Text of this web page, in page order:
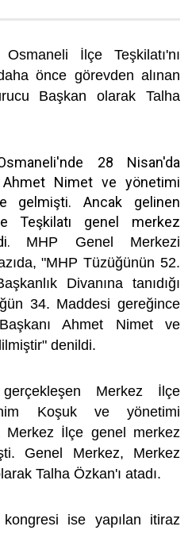
İlçe Teşkilatı'nı
önce görevden alınan
Başkan olarak Talha
28 Nisan'da
Ahmet Nimet ve yönetimi
gelmişti. Ancak gelinen
Teşkilatı genel merkez
MHP Genel Merkezi
"MHP Tüzüğünün 52.
Divanına tanıdığı
34. Maddesi gereğince
Ahmet Nimet ve
denildi.
Merkez İlçe
Koşuk ve yönetimi
Merkez İlçe genel merkez
Genel Merkez, Merkez
Talha Özkan'ı atadı.
kongresi ise yapılan itiraz